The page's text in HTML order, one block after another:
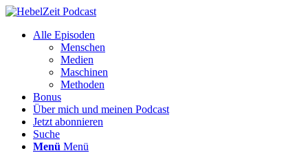
Alle Episoden
Menschen
Medien
Maschinen
Methoden
Bonus
Über mich und meinen Podcast
Jetzt abonnieren
Suche
Menü Menü